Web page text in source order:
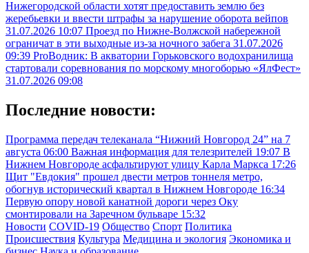
Нижегородской области хотят предоставить землю без
жеребьевки и ввести штрафы за нарушение оборота вейпов
31.07.2026 10:07 Проезд по Нижне-Волжской набережной
ограничат в эти выходные из-за ночного забега 31.07.2026
09:39 ProВодник: В акватории Горьковского водохранилища
стартовали соревнования по морскому многоборью «ЯлФест»
31.07.2026 09:08
Последние новости:
Программа передач телеканала “Нижний Новгород 24” на 7
августа 06:00 Важная информация для телезрителей 19:07 В
Нижнем Новгороде асфальтируют улицу Карла Маркса 17:26
Щит "Евдокия" прошел двести метров тоннеля метро,
обогнув исторический квартал в Нижнем Новгороде 16:34
Первую опору новой канатной дороги через Оку
смонтировали на Заречном бульваре 15:32
Новости COVID-19 Общество Спорт Политика
Происшествия Культура Медицина и экология Экономика и